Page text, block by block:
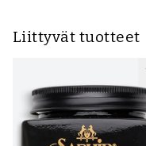
Liittyvät tuotteet